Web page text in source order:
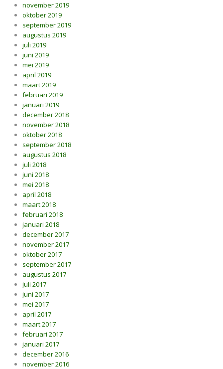
november 2019
oktober 2019
september 2019
augustus 2019
juli 2019
juni 2019
mei 2019
april 2019
maart 2019
februari 2019
januari 2019
december 2018
november 2018
oktober 2018
september 2018
augustus 2018
juli 2018
juni 2018
mei 2018
april 2018
maart 2018
februari 2018
januari 2018
december 2017
november 2017
oktober 2017
september 2017
augustus 2017
juli 2017
juni 2017
mei 2017
april 2017
maart 2017
februari 2017
januari 2017
december 2016
november 2016